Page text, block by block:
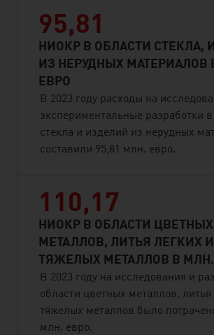
95,81
НИОКР В ОБЛАСТИ СТЕКЛА,
ИЗ НЕРУДНЫХ МАТЕРИАЛОВ
ЕВРО
В 2023 году расходы на
экспериментальные разработки в
стекла и изделий из нерудных
составили 95,81 млн. евро.
110,17
НИОКР В ОБЛАСТИ ЦВЕТНЫХ
МЕТАЛЛОВ, ЛИТЬЯ ЛЕГКИХ И
ТЯЖЕЛЫХ МЕТАЛЛОВ В МЛН.
В 2023 году на исследования и
области цветных металлов, литья
тяжелых металлов было
млн. евро.